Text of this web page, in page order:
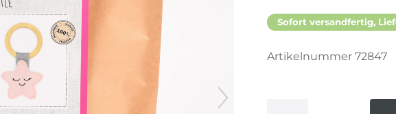
Sofort versandfertig,
Artikelnummer 72847